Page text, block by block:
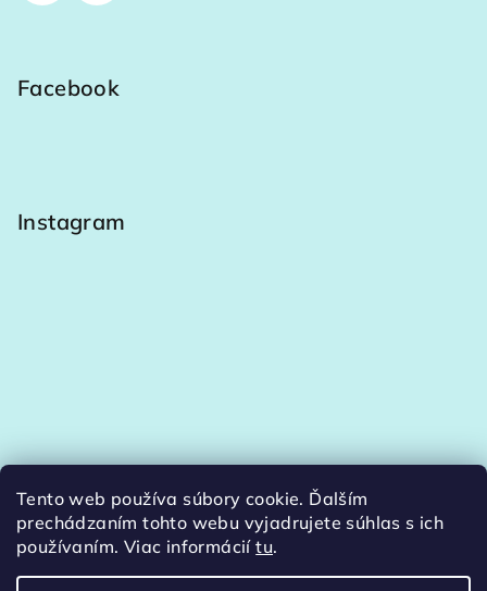
Tento web používa súbory cookie. Ďalším
prechádzaním tohto webu vyjadrujete súhlas s ich
používaním. Viac informáciítu.
Facebook
Instagram
Sledovať na Instagrame